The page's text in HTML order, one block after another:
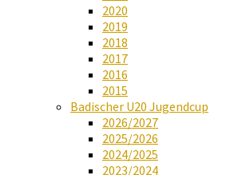
2020
2019
2018
2017
2016
2015
Badischer U20 Jugendcup
2026/2027
2025/2026
2024/2025
2023/2024